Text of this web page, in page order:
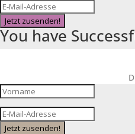
Jetzt zusenden!
You have
Jetzt zusenden!